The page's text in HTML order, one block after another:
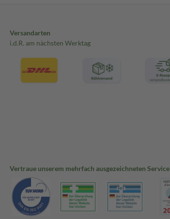
Versandarten
i.d.R. am nächsten Werktag
Vertraue unserem mehrfach ausgezeichneten Service